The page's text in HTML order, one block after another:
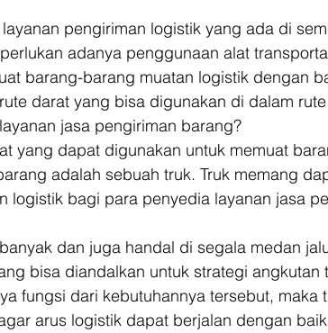
pengiriman logistik yang ada di
adanya penggunaan alat
barang-barang muatan logistik dengan
darat yang bisa digunakan di dalam
jasa pengiriman barang?
yang dapat digunakan untuk memuat
adalah sebuah truk. Truk memang
logistik bagi para penyedia layanan jasa
dan juga handal di segala medan
bisa diandalkan untuk strategi angkutan
fungsi dari kebutuhannya tersebut, maka
arus logistik dapat berjalan dengan